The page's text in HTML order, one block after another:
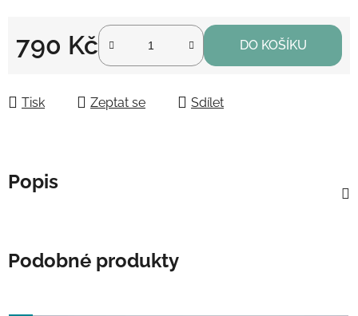
790 Kč DO KOŠÍKU
Tisk Zeptat se Sdílet
Popis
Podobné produkty